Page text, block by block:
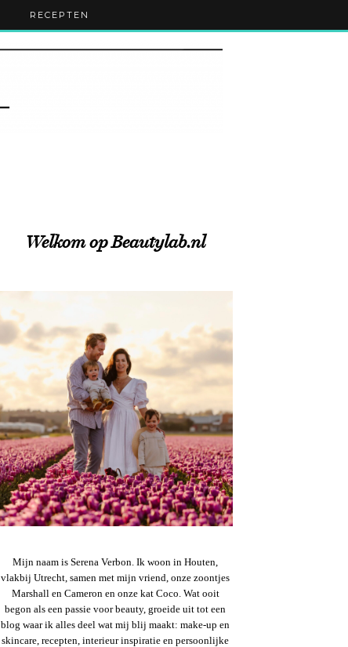
RECEPTEN
Welkom op Beautylab.nl
Mijn naam is Serena Verbon. Ik woon in Houten,
vlakbij Utrecht, samen met mijn vriend, onze zoontjes
Marshall en Cameron en onze kat Coco. Wat ooit
begon als een passie voor beauty, groeide uit tot een
blog waar ik alles deel wat mij blij maakt: make-up en
skincare, recepten, interieur inspiratie en persoonlijke